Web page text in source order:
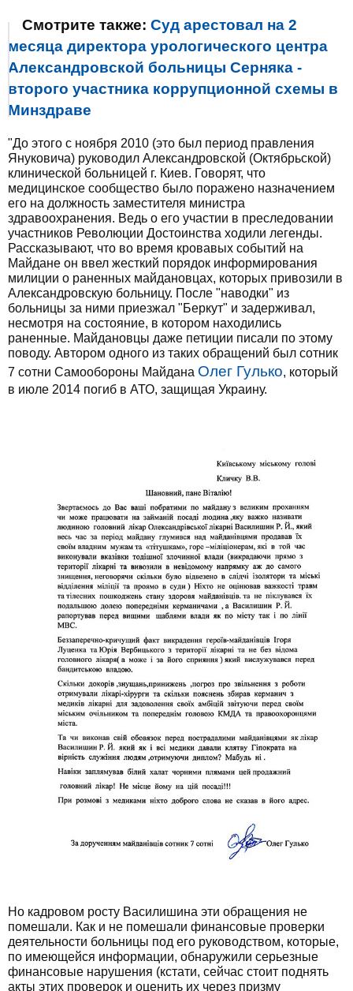
Смотрите также: Суд арестовал на 2
месяца директора урологического центра
Александровской больницы Серняка -
второго участника коррупционной схемы в
Минздраве
"До этого с ноября 2010 (это был период правления
Януковича) руководил Александровской (Октябрьской)
клинической больницей г. Киев. Говорят, что
медицинское сообщество было поражено назначением
его на должность заместителя министра
здравоохранения. Ведь о его участии в преследовании
участников Революции Достоинства ходили легенды.
Рассказывают, что во время кровавых событий на
Майдане он ввел жесткий порядок информирования
милиции о раненных майдановцах, которых привозили в
Александровскую больницу. После "наводки" из
больницы за ними приезжал "Беркут" и задерживал,
несмотря на состояние, в котором находились
раненные. Майдановцы даже петиции писали по этому
поводу. Автором одного из таких обращений был сотник
7 сотни Самообороны Майдана Олег Гулько, который
в июле 2014 погиб в АТО, защищая Украину.
Но кадровом росту Василишина эти обращения не
помешали. Как и не помешали финансовые проверки
деятельности больницы под его руководством, которые,
по имеющейся информации, обнаружили серьезные
финансовые нарушения (кстати, сейчас стоит поднять
акты этих проверок и оценить их через призму